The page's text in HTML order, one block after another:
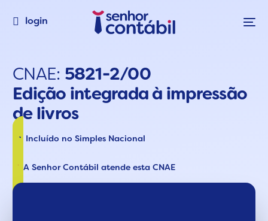
login
CNAE: 5821-2/00
Edição integrada à impressão
de livros
Incluído no Simples Nacional
A Senhor Contábil atende esta CNAE